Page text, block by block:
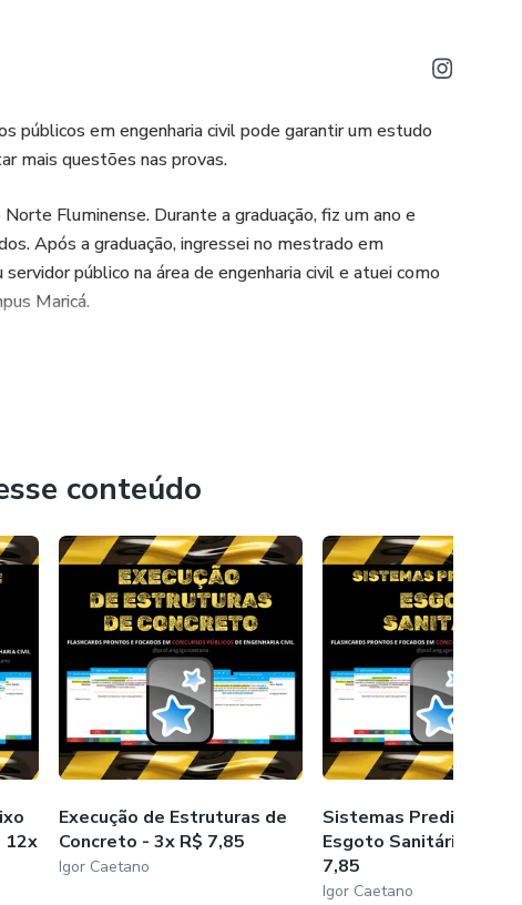
de água fria e água quente
- Creder, Hélio. 2006
de esgoto sanitário - Projeto e execução
coletoras de esgoto sanitário - Procedimento
de sistemas de esgoto sanitário
interceptores de esgoto sanitário
- Seleção e projeto
impermeabilização
edificações não industriais
públicos em engenharia civil pode garantir um estudo
mais questões nas provas.
Fluminense. Durante a graduação, fiz um ano e
Após a graduação, ingressei no mestrado em
público na área de engenharia civil e atuei como
Maricá.
conteúdo
12x
Execução de Estruturas de
Concreto - 3x R$ 7,85
Igor Caetano
Sistemas Prediais de
Esgoto Sanitário - 3x R$
7,85
Igor Caetano